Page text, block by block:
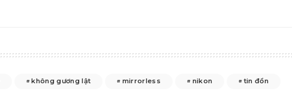
không gương lật mirrorless nikon tin đồn